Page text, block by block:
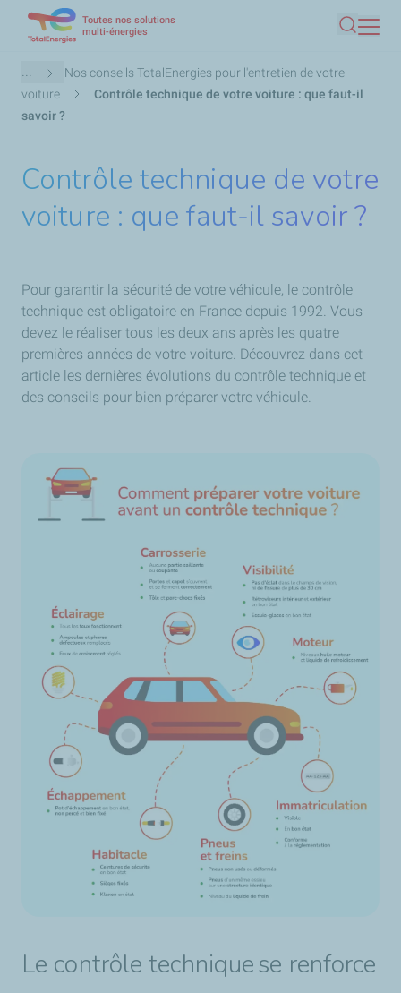
contenu
principal
Toutes nos solutions
multi-énergies
Fil
d'Ariane
...
Nos conseils TotalEnergies pour l'entretien de votre
voiture
Contrôle technique de votre voiture : que faut-il
savoir ?
Contrôle technique de votre
voiture : que faut-il savoir ?
Pour garantir la sécurité de votre véhicule, le contrôle
technique est obligatoire en France depuis 1992. Vous
devez le réaliser tous les deux ans après les quatre
premières années de votre voiture. Découvrez dans cet
article les dernières évolutions du contrôle technique et
des conseils pour bien préparer votre véhicule.
Le contrôle technique se renforce